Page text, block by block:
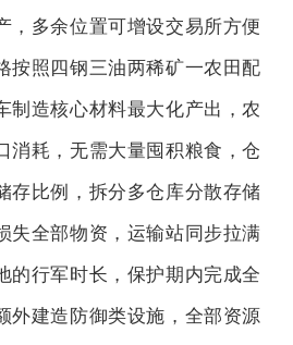
，多余位置可增设交易所方便
按照四钢三油两稀矿一农田配
制造核心材料最大化产出，农
消耗，无需大量囤积粮食，仓
存比例，拆分多仓库分散存储
失全部物资，运输站同步拉满
的行军时长，保护期内完成全
外建造防御类设施，全部资源